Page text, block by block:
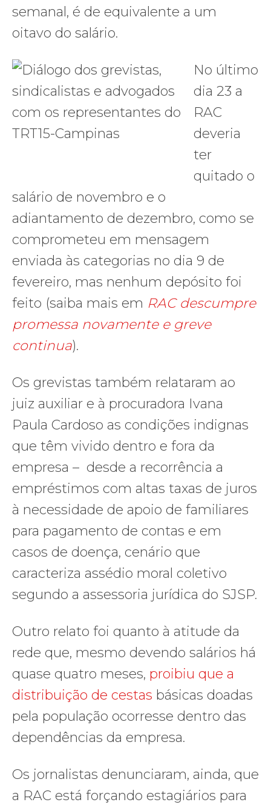
semanal, é de equivalente a um
oitavo do salário.
No último
dia 23 a
RAC
deveria
ter
quitado o
salário de novembro e o
adiantamento de dezembro, como se
comprometeu em mensagem
enviada às categorias no dia 9 de
fevereiro, mas nenhum depósito foi
feito (saiba mais em RAC descumpre
promessa novamente e greve
continua).
Os grevistas também relataram ao
juiz auxiliar e à procuradora Ivana
Paula Cardoso as condições indignas
que têm vivido dentro e fora da
empresa – desde a recorrência a
empréstimos com altas taxas de juros
à necessidade de apoio de familiares
para pagamento de contas e em
casos de doença, cenário que
caracteriza assédio moral coletivo
segundo a assessoria jurídica do SJSP.
Outro relato foi quanto à atitude da
rede que, mesmo devendo salários há
quase quatro meses, proibiu que a
distribuição de cestas básicas doadas
pela população ocorresse dentro das
dependências da empresa.
Os jornalistas denunciaram, ainda, que
a RAC está forçando estagiários para